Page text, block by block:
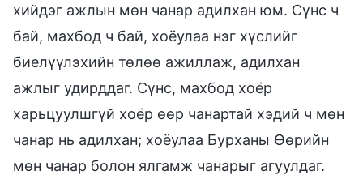
хийдэг ажлын мөн чанар адилхан юм. Сүнс ч
бай, махбод ч бай, хоёулаа нэг хүслийг
биелүүлэхийн төлөө ажиллаж, адилхан
ажлыг удирддаг. Сүнс, махбод хоёр
харьцуулшгүй хоёр өөр чанартай хэдий ч мөн
чанар нь адилхан; хоёулаа Бурханы Өөрийн
мөн чанар болон ялгамж чанарыг агуулдаг.